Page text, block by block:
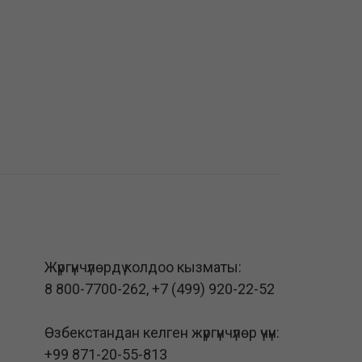
Жүргүнчүлөрдү колдоо кызматы:
8 800-7700-262,+7 (499) 920-22-52
Өзбекстандан келген жүргүнчүлөр үчүн:
+99 871-20-55-813